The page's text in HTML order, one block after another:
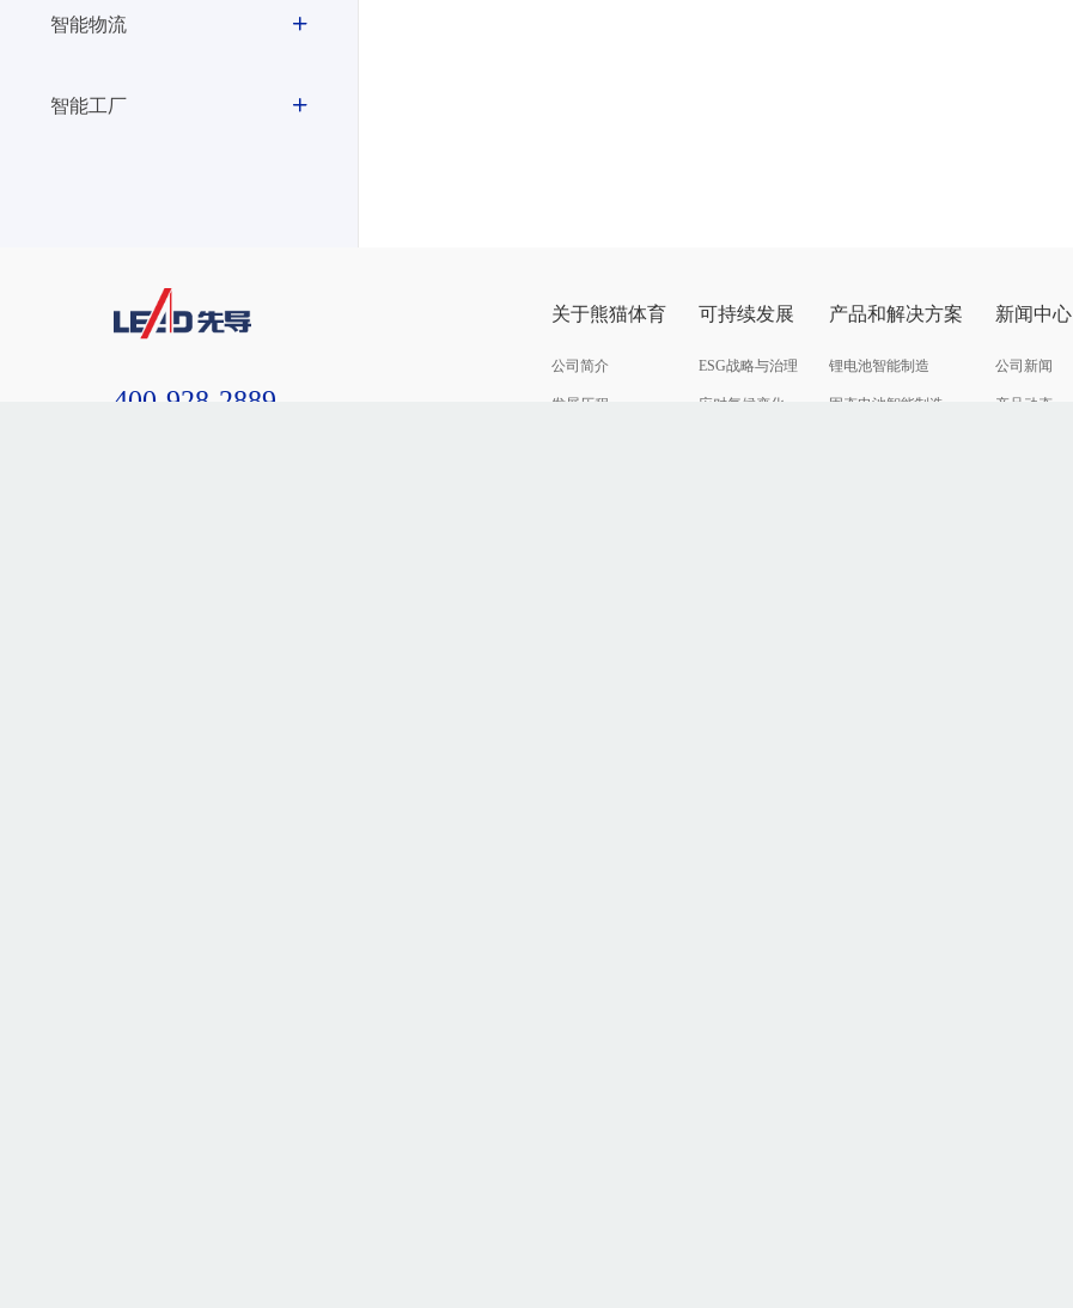
智能物流
智能工厂
400-928-2889
关于熊猫体育
公司简介
发展历程
可持续发展
ESG战略与治理
应对气候变化
产品和解决方案
锂电池智能制造
固态电池智能制造
新闻中心
公司新闻
产品动态